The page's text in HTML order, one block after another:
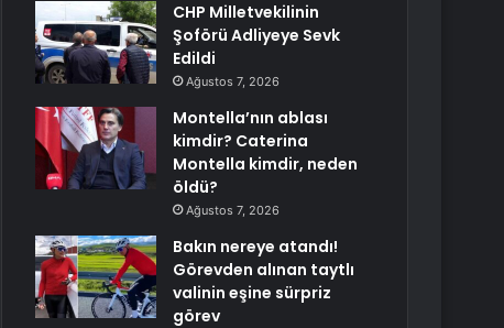
CHP Milletvekilinin
Şoförü Adliyeye Sevk
Edildi
Ağustos 7, 2026
Montella’nın ablası
kimdir? Caterina
Montella kimdir, neden
öldü?
Ağustos 7, 2026
Bakın nereye atandı!
Görevden alınan taytlı
valinin eşine sürpriz
görev